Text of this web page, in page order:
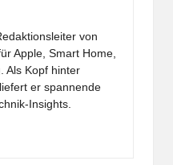
von
Apple, Smart Home,
Als Kopf hinter
er spannende
Insights.